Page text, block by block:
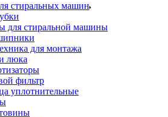
стиральных машин
для стиральной машины
для монтажа
люка
фильтр
уплотнительные